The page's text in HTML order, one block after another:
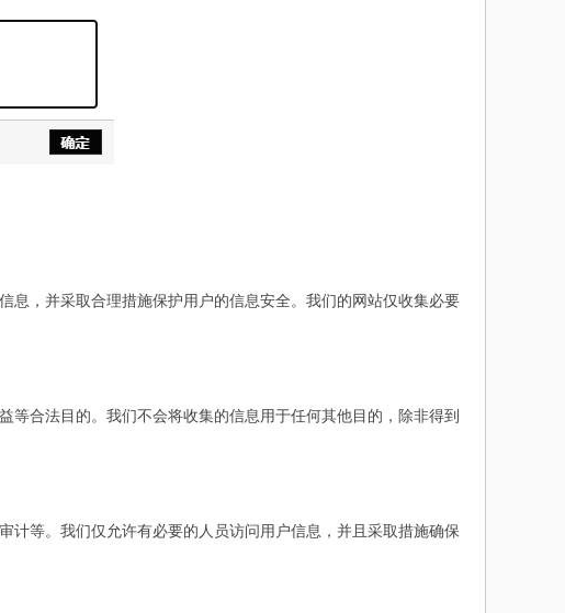
息，并采取合理措施保护用户的信息安全。我们的网站仅收集必要
合法目的。我们不会将收集的信息用于任何其他目的，除非得到
计等。我们仅允许有必要的人员访问用户信息，并且采取措施确保